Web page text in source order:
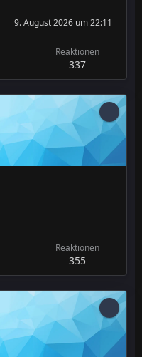
9. August 2026 um 22:11
Reaktionen
337
Reaktionen
355